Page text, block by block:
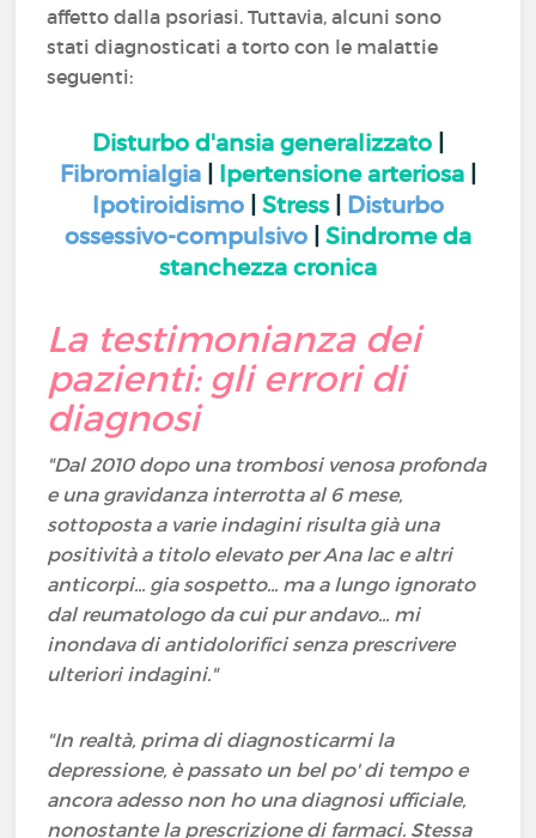
affetto dalla psoriasi. Tuttavia, alcuni sono
stati diagnosticati a torto con le malattie
seguenti:
Disturbo d'ansia generalizzato
Fibromialgia
Ipertensione arteriosa
Ipotiroidismo
Stress
Disturbo
ossessivo-compulsivo
Sindrome da
stanchezza cronica
La testimonianza dei
pazienti: gli errori di
diagnosi
"Dal 2010 dopo una trombosi venosa profonda
e una gravidanza interrotta al 6 mese,
sottoposta a varie indagini risulta già una
positività a titolo elevato per Ana lac e altri
anticorpi... gia sospetto... ma a lungo ignorato
dal reumatologo da cui pur andavo... mi
inondava di antidolorifici senza prescrivere
ulteriori indagini."
"In realtà, prima di diagnosticarmi la
depressione, è passato un bel po' di tempo e
ancora adesso non ho una diagnosi ufficiale,
nonostante la prescrizione di farmaci. Stessa